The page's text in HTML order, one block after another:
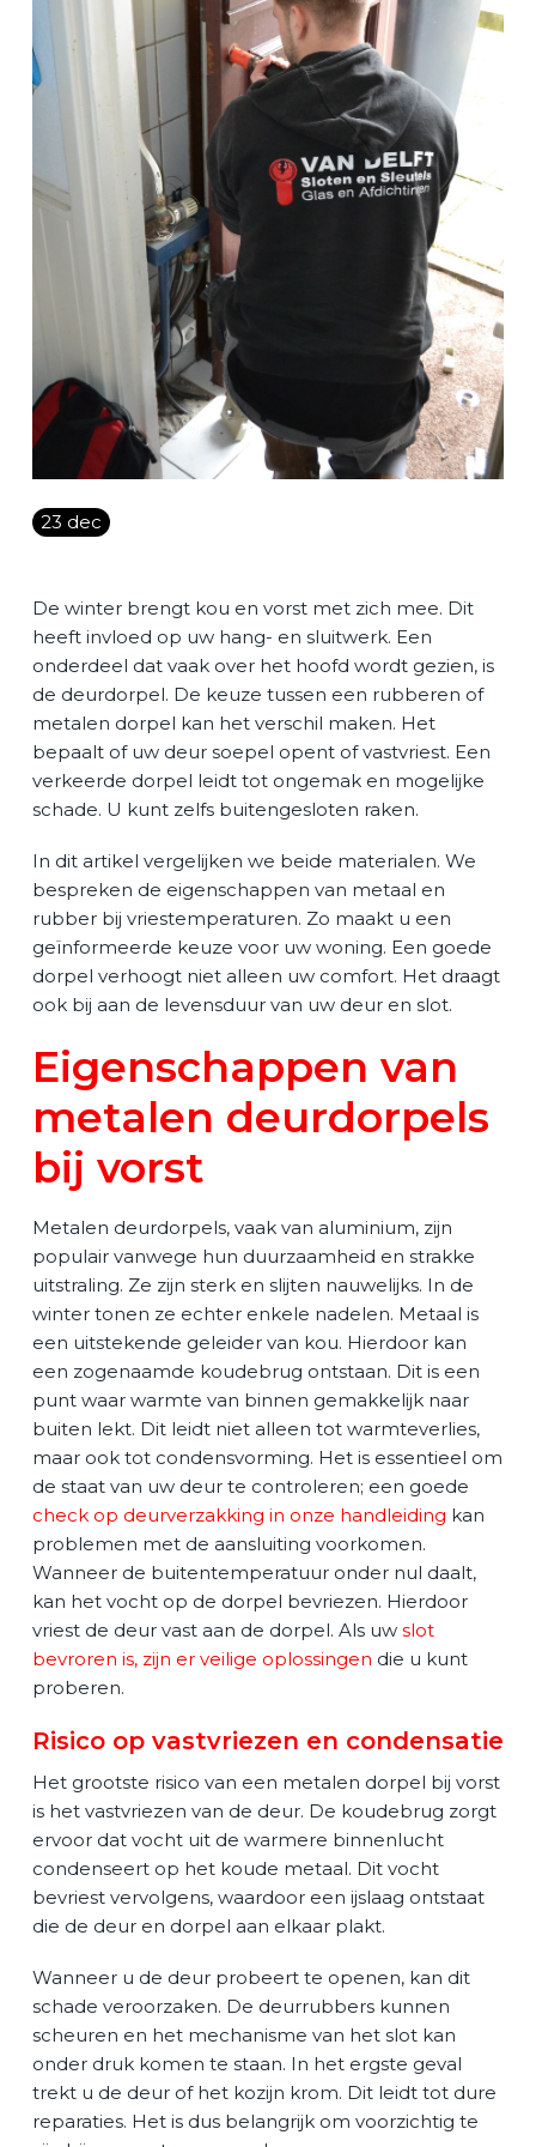
Contact
23 dec
De winter brengt kou en vorst met zich mee. Dit
heeft invloed op uw hang- en sluitwerk. Een
onderdeel dat vaak over het hoofd wordt gezien, is
de deurdorpel. De keuze tussen een rubberen of
metalen dorpel kan het verschil maken. Het
bepaalt of uw deur soepel opent of vastvriest. Een
verkeerde dorpel leidt tot ongemak en mogelijke
schade. U kunt zelfs buitengesloten raken.
In dit artikel vergelijken we beide materialen. We
bespreken de eigenschappen van metaal en
rubber bij vriestemperaturen. Zo maakt u een
geïnformeerde keuze voor uw woning. Een goede
dorpel verhoogt niet alleen uw comfort. Het draagt
ook bij aan de levensduur van uw deur en slot.
Eigenschappen van
metalen deurdorpels
bij vorst
Metalen deurdorpels, vaak van aluminium, zijn
populair vanwege hun duurzaamheid en strakke
uitstraling. Ze zijn sterk en slijten nauwelijks. In de
winter tonen ze echter enkele nadelen. Metaal is
een uitstekende geleider van kou. Hierdoor kan
een zogenaamde koudebrug ontstaan. Dit is een
punt waar warmte van binnen gemakkelijk naar
buiten lekt. Dit leidt niet alleen tot warmteverlies,
maar ook tot condensvorming. Het is essentieel om
de staat van uw deur te controleren; een goede
check op deurverzakking in onze handleiding kan
problemen met de aansluiting voorkomen.
Wanneer de buitentemperatuur onder nul daalt,
kan het vocht op de dorpel bevriezen. Hierdoor
vriest de deur vast aan de dorpel. Als uw slot
bevroren is, zijn er veilige oplossingen die u kunt
proberen.
Risico op vastvriezen en condensatie
Het grootste risico van een metalen dorpel bij vorst
is het vastvriezen van de deur. De koudebrug zorgt
ervoor dat vocht uit de warmere binnenlucht
condenseert op het koude metaal. Dit vocht
bevriest vervolgens, waardoor een ijslaag ontstaat
die de deur en dorpel aan elkaar plakt.
Wanneer u de deur probeert te openen, kan dit
schade veroorzaken. De deurrubbers kunnen
scheuren en het mechanisme van het slot kan
onder druk komen te staan. In het ergste geval
trekt u de deur of het kozijn krom. Dit leidt tot dure
reparaties. Het is dus belangrijk om voorzichtig te